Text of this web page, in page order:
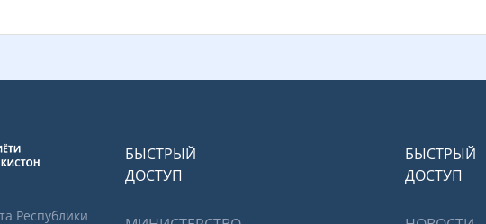
Республики
БЫСТРЫЙ
ДОСТУП
БЫСТРЫЙ
ДОСТУП